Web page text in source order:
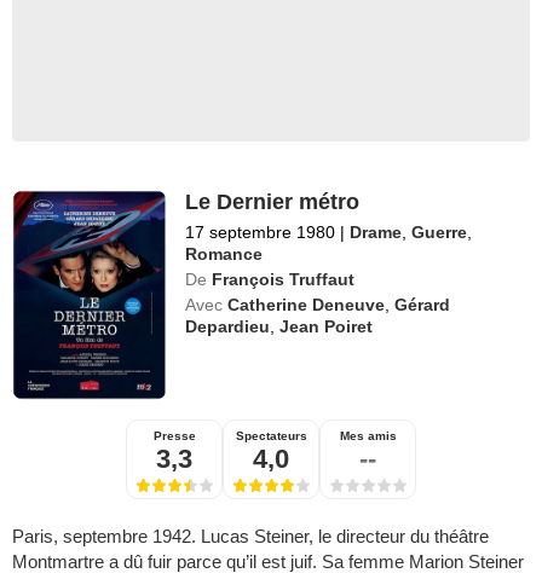
Le Dernier métro
17 septembre 1980 | Drame ,Guerre
Romance
De François Truffaut
Avec Catherine Deneuve ,Gérard
Depardieu ,Jean Poiret
Presse
3,3
Spectateurs
4,0
Mes amis
--
Paris, septembre 1942. Lucas Steiner, le directeur du théâtre
Montmartre a dû fuir parce qu’il est juif. Sa femme Marion Steiner